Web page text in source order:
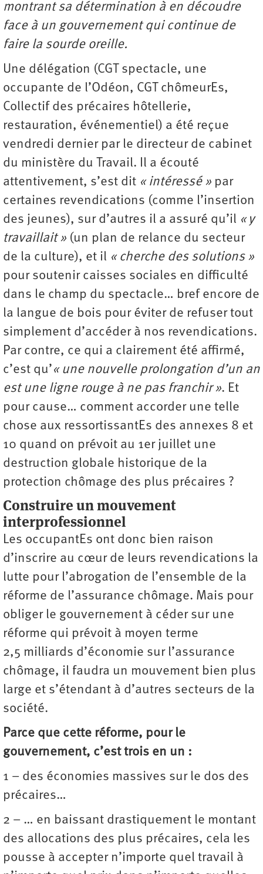
montrant sa détermination à en découdre
face à un gouvernement qui continue de
faire la sourde oreille.
Une délégation (CGT spectacle, une
occupante de l’Odéon, CGT chômeurEs,
Collectif des précaires hôtellerie,
restauration, événementiel) a été reçue
vendredi dernier par le directeur de cabinet
du ministère du Travail. Il a écouté
attentivement, s’est dit « intéressé » par
certaines revendications (comme l’insertion
des jeunes), sur d’autres il a assuré qu’il « y
travaillait » (un plan de relance du secteur
de la culture), et il « cherche des solutions »
pour soutenir caisses sociales en difficulté
dans le champ du spectacle… bref encore de
la langue de bois pour éviter de refuser tout
simplement d’accéder à nos revendications.
Par contre, ce qui a clairement été affirmé,
c’est qu’« une nouvelle prolongation d’un an
est une ligne rouge à ne pas franchir ». Et
pour cause… comment accorder une telle
chose aux ressortissantEs des annexes 8 et
10 quand on prévoit au 1er juillet une
destruction globale historique de la
protection chômage des plus précaires ?
Construire un mouvement
interprofessionnel
Les occupantEs ont donc bien raison
d’inscrire au cœur de leurs revendications la
lutte pour l’abrogation de l’ensemble de la
réforme de l’assurance chômage. Mais pour
obliger le gouvernement à céder sur une
réforme qui prévoit à moyen terme
2,5 milliards d’économie sur l’assurance
chômage, il faudra un mouvement bien plus
large et s’étendant à d’autres secteurs de la
société.
Parce que cette réforme, pour le
gouvernement, c’est trois en un :
1 – des économies massives sur le dos des
précaires…
2 – … en baissant drastiquement le montant
des allocations des plus précaires, cela les
pousse à accepter n’importe quel travail à